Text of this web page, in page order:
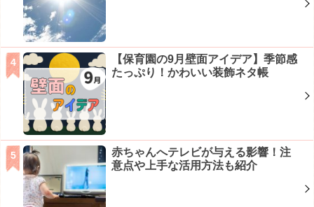
【保育園の9月壁面アイデア】季節感
たっぷり！かわいい装飾ネタ帳
赤ちゃんへテレビが与える影響！注
意点や上手な活用方法も紹介